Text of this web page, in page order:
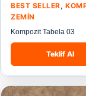
BEST SELLER,
ZEMIN
Kompozit Tabela 03
Teklif Al